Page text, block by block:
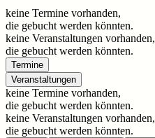
keine Termine vorhanden,
die gebucht werden könnten.
keine Veranstaltungen vorhanden,
die gebucht werden könnten.
Termine
Veranstaltungen
keine Termine vorhanden,
die gebucht werden könnten.
keine Veranstaltungen vorhanden,
die gebucht werden könnten.